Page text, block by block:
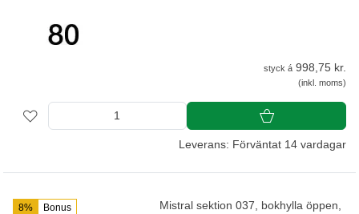
styck á 998,75 kr.
(inkl. moms)
Leverans: Förväntat 14 vardagar
8% Bonus
Mistral sektion 037, bokhylla öppen,